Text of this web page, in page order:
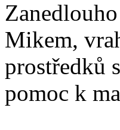
Mikem,
prostředků
pomoc k